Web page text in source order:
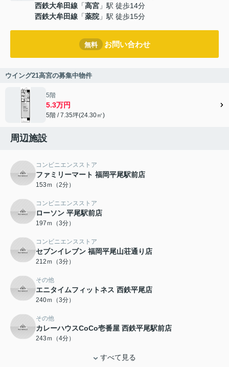
西鉄大牟田線 「高宮 」駅 徒歩14分
西鉄大牟田線 「薬院 」駅 徒歩15分
無料 お問い合わせ
ウイング21高宮の募集中物件
5階
5.3万円
5階 / 7.35坪(24.30㎡)
周辺施設
コンビニエンスストア
ファミリーマート 福岡平尾駅前店
153ｍ（2分）
コンビニエンスストア
ローソン 平尾駅前店
197ｍ（3分）
コンビニエンスストア
セブンイレブン 福岡平尾山荘通り店
212ｍ（3分）
その他
エニタイムフィットネス 西鉄平尾店
240ｍ（3分）
その他
カレーハウスCoCo壱番屋 西鉄平尾駅前店
243ｍ（4分）
すべて見る